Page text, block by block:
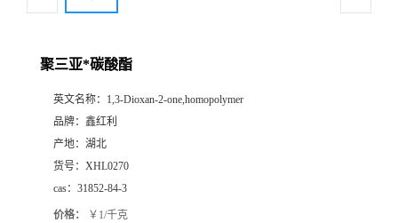
聚三亚*碳酸酯
英文名称： 1,3-Dioxan-2-one,homopolymer
品牌： 鑫红利
产地： 湖北
货号： XHL0270
cas： 31852-84-3
价格： ￥1/千克